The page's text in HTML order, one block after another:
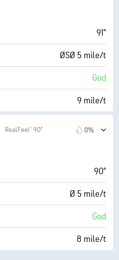
60%
71° F
0 (Mørkt)
14%
91°
ØSØ 5 mile/t
God
9 mile/t
0 (Mørkt)
7%
10 mi
30000 fot
RealFeel® 90° 0%
90°
Ø 5 mile/t
God
8 mile/t